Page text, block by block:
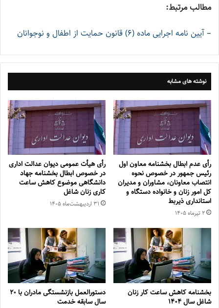
مطالب مرتبط:
–آیین نامه اجرایی ماده (۶) قانون حمایت از اطفال و نوجوانان
نوشته های مشابه
رأی عدم ابطال بخشنامه معاون اول
رئیس جمهور در خصوص نحوه
انتصاب معاونان، مشاوران و مدیران
کل امور زنان و خانواده دستگاه و
استانداری ذیربط
۲ تیر‌ماه ۱۴۰۵
رأی هیأت عمومی دیوان عدالت اداری
در خصوص ابطال بخشنامه جهاد
دانشگاهی موضوع کاهش ساعت
کاری زنان شاغل
۳۱ اردیبهشت‌ماه ۱۴۰۵
بخشنامه کاهش ساعت کار زنان
شاغل سال ۱۴۰۴
دستورالعمل بازنشستگی مادران با ۲۰
سال سابقه خدمت